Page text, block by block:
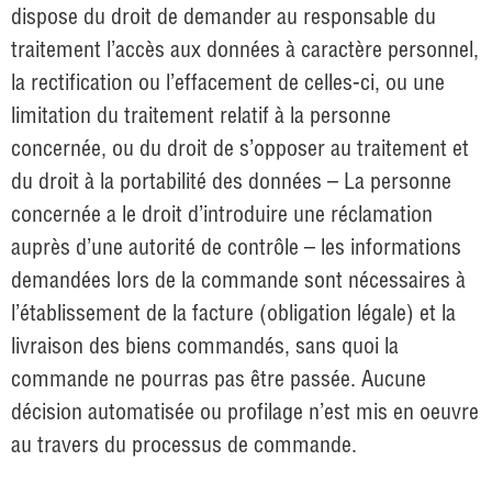
dispose du droit de demander au responsable du
traitement l’accès aux données à caractère personnel,
la rectification ou l’effacement de celles-ci, ou une
limitation du traitement relatif à la personne
concernée, ou du droit de s’opposer au traitement et
du droit à la portabilité des données – La personne
concernée a le droit d’introduire une réclamation
auprès d’une autorité de contrôle – les informations
demandées lors de la commande sont nécessaires à
l’établissement de la facture (obligation légale) et la
livraison des biens commandés, sans quoi la
commande ne pourras pas être passée. Aucune
décision automatisée ou profilage n’est mis en oeuvre
au travers du processus de commande.